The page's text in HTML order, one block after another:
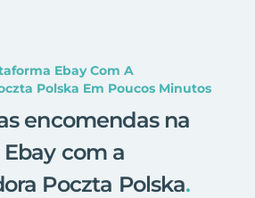
Ebay Com A
Polska Em Poucos Minutos
encomendas na
com a
Poczta Polska.